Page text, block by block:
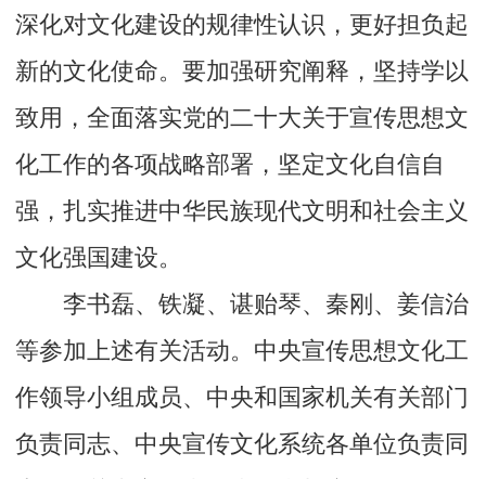
深化对文化建设的规律性认识，更好担负起
新的文化使命。要加强研究阐释，坚持学以
致用，全面落实党的二十大关于宣传思想文
化工作的各项战略部署，坚定文化自信自
强，扎实推进中华民族现代文明和社会主义
文化强国建设。
李书磊、铁凝、谌贻琴、秦刚、姜信治
等参加上述有关活动。中央宣传思想文化工
作领导小组成员、中央和国家机关有关部门
负责同志、中央宣传文化系统各单位负责同